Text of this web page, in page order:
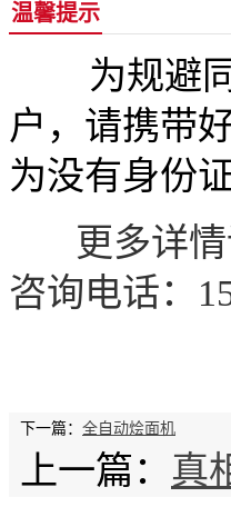
温馨提示
为规避同
户，请携带
为没有身份
更多详情
咨询电话：
下一篇： 全自动烩面机
上一篇： 真